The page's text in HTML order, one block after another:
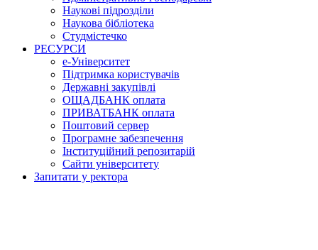
Наукові підрозділи
Наукова бібліотека
Студмістечко
РЕСУРСИ
е-Університет
Підтримка користувачів
Державні закупівлі
ОЩАДБАНК оплата
ПРИВАТБАНК оплата
Поштовий сервер
Програмне забезпечення
Інституційний репозитарій
Сайти університету
Запитати у ректора